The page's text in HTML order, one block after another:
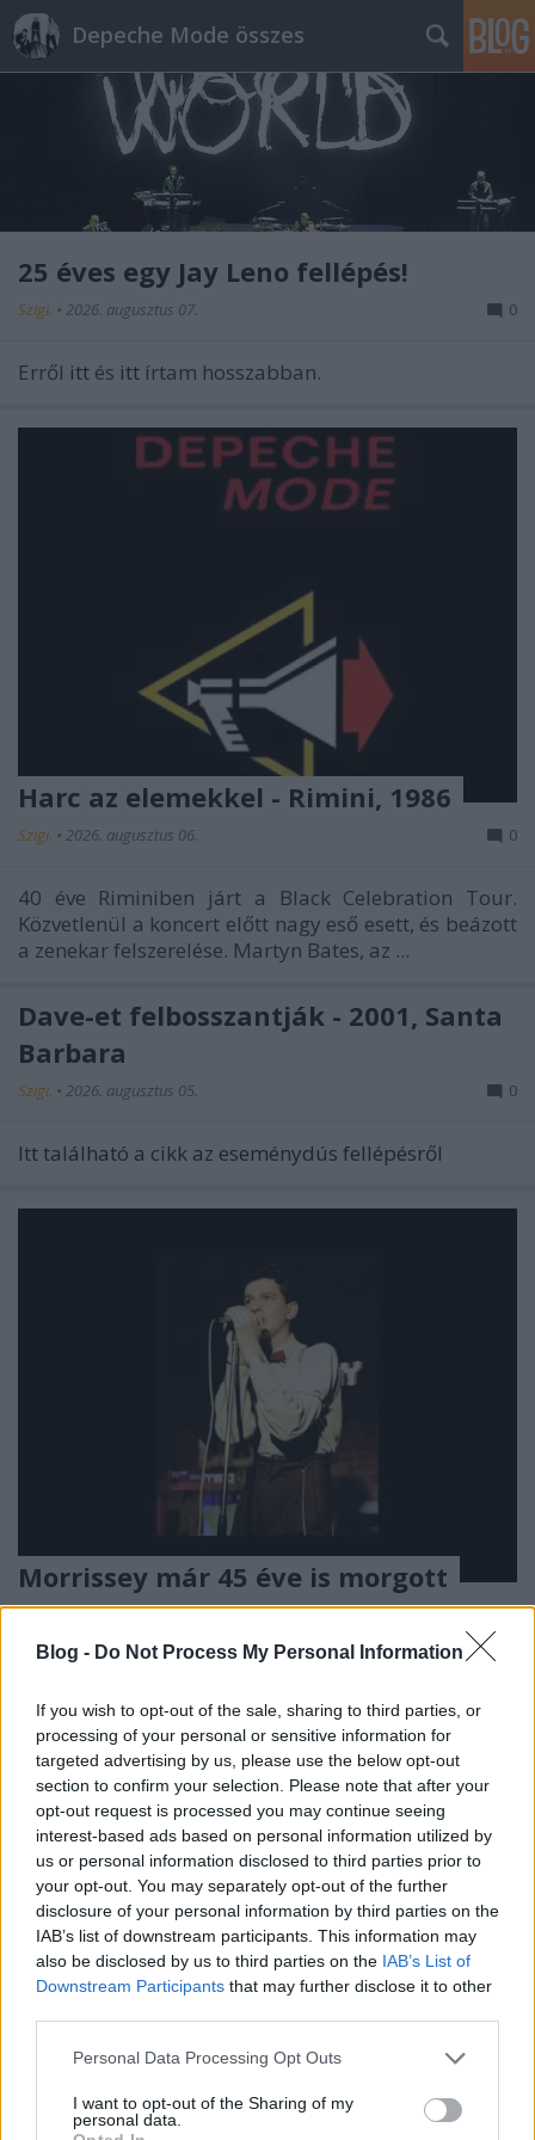
Blog - Do Not Process My Personal Information
If you wish to opt-out of the sale, sharing to third parties, or
processing of your personal or sensitive information for
targeted advertising by us, please use the below opt-out
section to confirm your selection. Please note that after your
opt-out request is processed you may continue seeing
interest-based ads based on personal information utilized by
us or personal information disclosed to third parties prior to
your opt-out. You may separately opt-out of the further
disclosure of your personal information by third parties on the
IAB’s list of downstream participants. This information may
also be disclosed by us to third parties on the IAB’s List of
Downstream Participants that may further disclose it to other
Please note that this website/app uses one or more Google
not limited to your visit or usage behaviour. You may click to
grant or deny consent to Google and its third-party tags to
Personal Data Processing Opt Outs
I want to opt-out of the Sharing of my
personal data.
Depeche Mode összes
25 éves egy Jay Leno fellépés!
Szigi. • 2026. augusztus 07. 0
Erről itt és itt írtam hosszabban.
Harc az elemekkel - Rimini, 1986
Szigi. • 2026. augusztus 06. 0
40 éve Riminiben járt a Black Celebration Tour.
Közvetlenül a koncert előtt nagy eső esett, és beázott
a zenekar felszerelése. Martyn Bates, az ...
Dave-et felbosszantják - 2001, Santa
Barbara
Szigi. • 2026. augusztus 05. 0
Itt található a cikk az eseménydús fellépésről
Morrissey már 45 éve is morgott
Szigi.•2026. augusztus 05. 0
45 évvel ezelőtti manchesteri Depeche Mode
fellépésről! Moz a Record Hits-be írt recenziót ...
25 éve San Francisco-ban
Szigi.•2026. augusztus 04.
Erről 5 éve mindent megírtam.